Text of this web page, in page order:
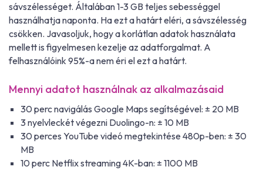
sávszélességet. Általában 1-3 GB teljes sebességgel
használhatja naponta. Ha ezt a határt eléri, a sávszélesség
csökken. Javasoljuk, hogy a korlátlan adatok használata
mellett is figyelmesen kezelje az adatforgalmat. A
felhasználóink 95%-a nem éri el ezt a határt.
Mennyi adatot használnak az alkalmazásaid
30 perc navigálás Google Maps segítségével: ± 20 MB
3 nyelvleckét végezni Duolingo-n: ± 10 MB
30 perces YouTube videó megtekintése 480p-ben: ± 30
MB
10 perc Netflix streaming 4K-ban: ± 1100 MB